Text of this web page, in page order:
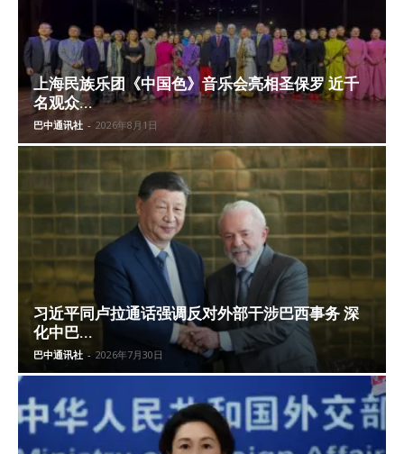
上海民族乐团《中国色》音乐会亮相圣保罗 近千
名观众...
巴中通讯社 - 2026年8月1日
习近平同卢拉通话强调反对外部干涉巴西事务 深
化中巴...
巴中通讯社 - 2026年7月30日